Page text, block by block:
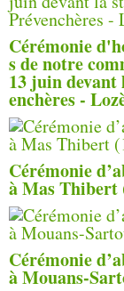
Cérémonie
s de notre
13 juin devant
enchères -
Cérémonie
à Mas Thibert
Cérémonie
à Mouans-